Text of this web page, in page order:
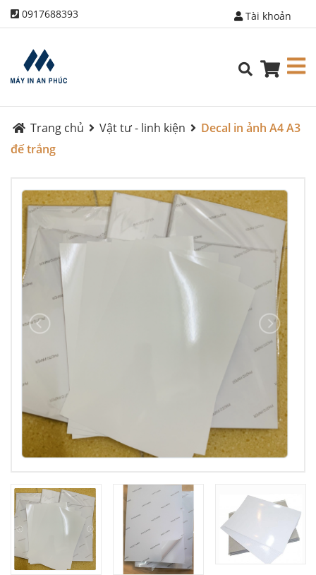
0917688393 Tài khoản
Trang chủ Vật tư - linh kiện
Decal in ảnh A4 A3
đế trắng